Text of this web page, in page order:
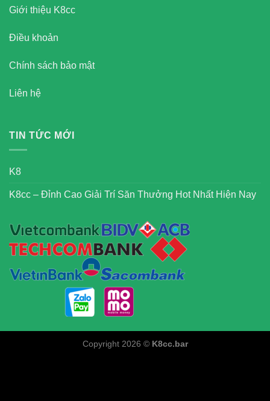
Giới thiệu K8cc
Điều khoản
Chính sách bảo mật
Liên hệ
TIN TỨC MỚI
K8
K8cc – Đỉnh Cao Giải Trí Săn Thưởng Hot Nhất Hiện Nay
Copyright 2026 © K8cc.bar